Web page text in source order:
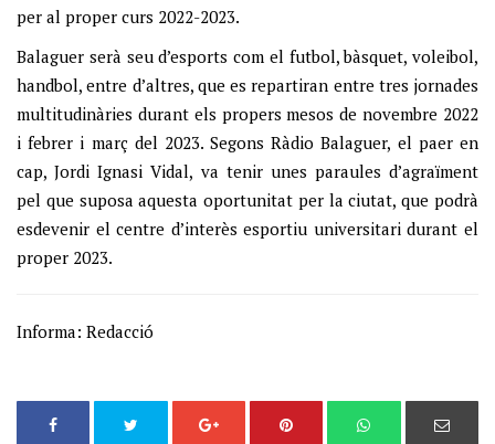
per al proper curs 2022-2023.
Balaguer serà seu d’esports com el futbol, bàsquet, voleibol,
handbol, entre d’altres, que es repartiran entre tres jornades
multitudinàries durant els propers mesos de novembre 2022
i febrer i març del 2023. Segons Ràdio Balaguer, el paer en
cap, Jordi Ignasi Vidal, va tenir unes paraules d’agraïment
pel que suposa aquesta oportunitat per la ciutat, que podrà
esdevenir el centre d’interès esportiu universitari durant el
proper 2023.
Informa: Redacció